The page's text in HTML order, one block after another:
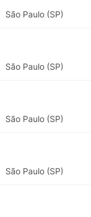
São Paulo (SP)
São Paulo (SP)
São Paulo (SP)
São Paulo (SP)